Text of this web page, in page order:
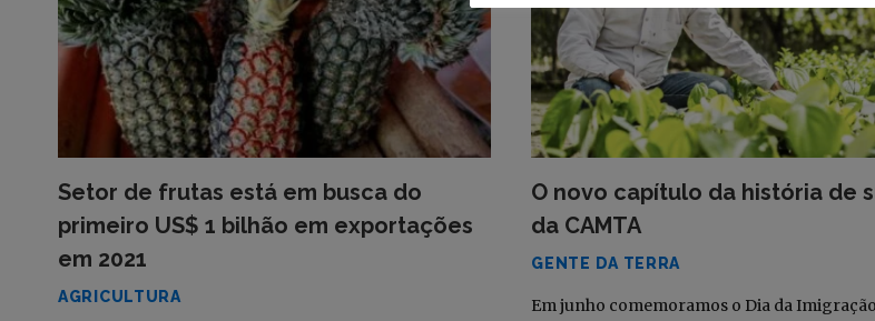
Setor de frutas está em busca do
primeiro US$ 1 bilhão em exportações
em 2021
AGRICULTURA
O novo capítulo da história de
da CAMTA
GENTE DA TERRA
Em junho comemoramos o Dia da